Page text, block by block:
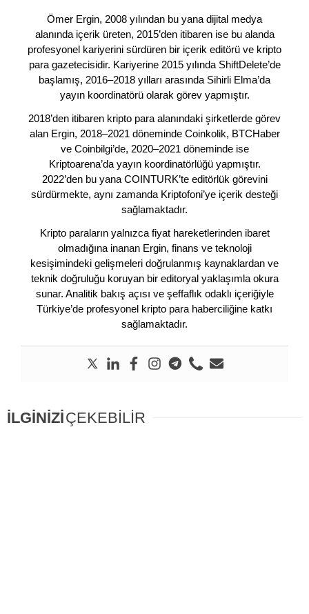
Ömer Ergin, 2008 yılından bu yana dijital medya
alanında içerik üreten, 2015’den itibaren ise bu alanda
profesyonel kariyerini sürdüren bir içerik editörü ve kripto
para gazetecisidir. Kariyerine 2015 yılında ShiftDelete’de
başlamış, 2016–2018 yılları arasında Sihirli Elma’da
yayın koordinatörü olarak görev yapmıştır.
2018’den itibaren kripto para alanındaki şirketlerde görev
alan Ergin, 2018–2021 döneminde Coinkolik, BTCHaber
ve Coinbilgi’de, 2020–2021 döneminde ise
Kriptoarena’da yayın koordinatörlüğü yapmıştır.
2022’den bu yana COINTURK’te editörlük görevini
sürdürmekte, aynı zamanda Kriptofoni’ye içerik desteği
sağlamaktadır.
Kripto paraların yalnızca fiyat hareketlerinden ibaret
olmadığına inanan Ergin, finans ve teknoloji
kesişimindeki gelişmeleri doğrulanmış kaynaklardan ve
teknik doğruluğu koruyan bir editoryal yaklaşımla okura
sunar. Analitik bakış açısı ve şeffaflık odaklı içeriğiyle
Türkiye’de profesyonel kripto para haberciliğine katkı
sağlamaktadır.
İLGİNİZİÇEKEBİLİR